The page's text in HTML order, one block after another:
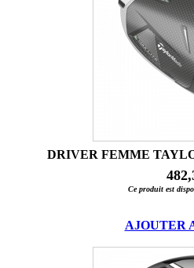
DRIVER FEMME
Ce produit est
AJOUTER